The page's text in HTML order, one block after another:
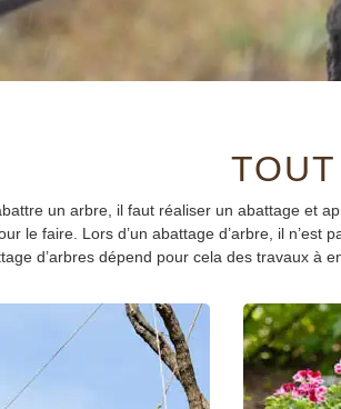
TOUT
un arbre, il faut réaliser un abattage et
le faire. Lors d’un abattage d’arbre, il
d’arbres dépend pour cela des travaux à